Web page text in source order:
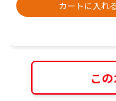
カートに入れる
こ